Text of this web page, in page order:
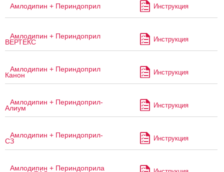
Амлодипин + Периндоприл Инструкция
Амлодипин + Периндоприл
ВЕРТЕКС Инструкция
Амлодипин + Периндоприл
Канон Инструкция
Амлодипин + Периндоприл-
Алиум Инструкция
Амлодипин + Периндоприл-
СЗ Инструкция
Амлодипин + Периндоприла